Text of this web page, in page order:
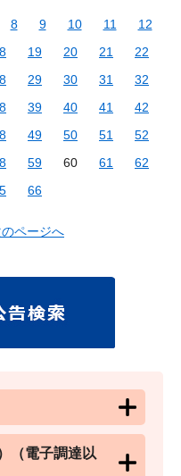
8 9 10 11
12
19 20 21
22
29 30 31
32
39 40 41
42
49 50 51
52
59 60 61
62
66
のページへ
（電子調達以